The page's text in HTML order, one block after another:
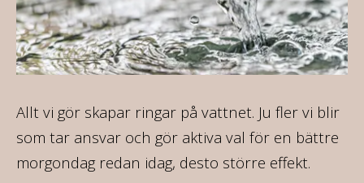
Allt vi gör skapar ringar på vattnet. Ju fler vi blir
som tar ansvar och gör aktiva val för en bättre
morgondag redan idag, desto större effekt.